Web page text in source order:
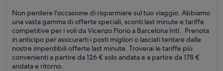
Non perdere l'occasione di risparmiare sul tuo viaggio. Abbiamo
una vasta gamma di offerte speciali, sconti last minute e tariffe
competitive per i voli da Vicenzo Florio a Barcelona Intl.. Prenota
in anticipo per assicurarti i posti migliori o lasciati tentare dalle
nostre imperdibili offerte last minute. Troverai le tariffe più
convenienti a partire da 126 € solo andata e a partire da 178 €
andata e ritorno.